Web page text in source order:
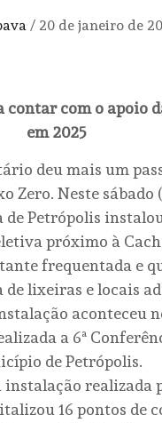
/ 20 de janeiro de
com o apoio
em 2025
deu mais um
Zero. Neste sábado
Petrópolis
próximo à
frequentada e
lixeiras e locais
aconteceu
a 6ª
de Petrópolis.
instalação realizada
16 pontos de